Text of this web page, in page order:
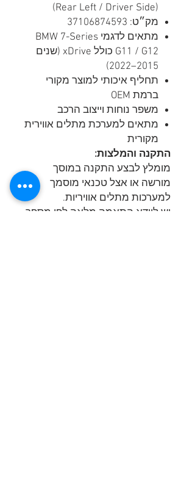
(Rear Left / Driver Side)
מק״ט: 37106874593
מתאים לדגמי BMW 7-Series
G11 / G12 כולל xDrive (שנים
2015–2022)
תחליף איכותי למוצר מקורי
ברמת OEM
משפר נוחות וייצוב הרכב
מתאים למערכת מתלים אווירית
מקורית
התקנה והמלצות:
מומלץ לבצע התקנה במוסך
מורשה או אצל טכנאי מוסמך
למערכות מתלים אוויריות.
יש לוודא התאמה מלאה לפי מספר